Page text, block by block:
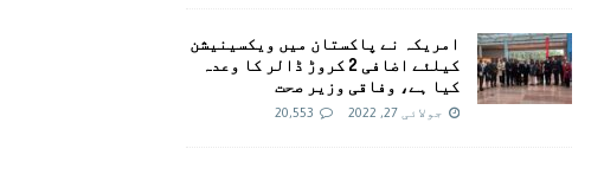
امريکہ نے پاکستان میں ویکسینیشن
کیلئے اضافی 2 کروڑ ڈالر کا وعدہ
کیا ہے، وفاقی وزیر صحت
جولائی 27, 2022 20,553